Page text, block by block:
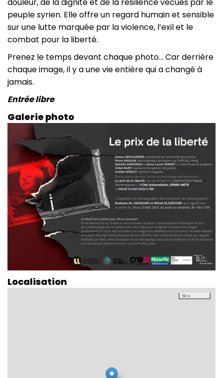
peuple syrien. Elle offre un regard humain et sensible
sur une lutte marquée par la violence, l’exil et le
combat pour la liberté.
Prenez le temps devant chaque photo... Car derrière
chaque image, il y a une vie entière qui a changé à
jamais.
Entrée libre
Galerie photo
Localisation
50 m